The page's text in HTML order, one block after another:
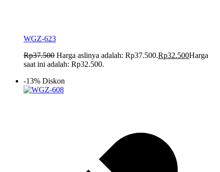
WGZ-623
Rp37.500 Harga aslinya adalah: Rp37.500.Rp32.500Harga
saat ini adalah: Rp32.500.
-13% Diskon